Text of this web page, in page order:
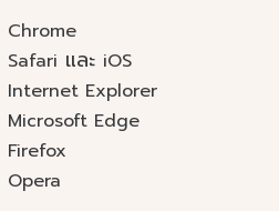
Chrome
Safari และ iOS
Internet Explorer
Microsoft Edge
Firefox
Opera